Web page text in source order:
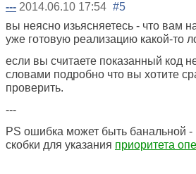
--- 2014.06.10 17:54 #5
вы неясно изьясняетесь - что вам
уже готовую реализацию какой-то
если вы считаете показанный код
словами подробно что вы хотите
проверить.
---
PS ошибка может быть банальной -
скобки для указания приоритета